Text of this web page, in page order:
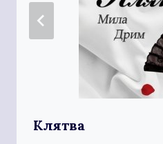
Клятва